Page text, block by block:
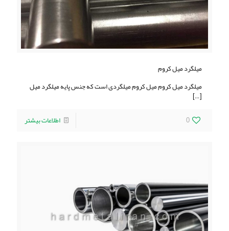
میلگرد ميل كروم
میلگرد ميل كروم ميل كروم ميلگردی است كه جنس پايه میلگرد ميل
[…]
0
اطلاعات بیشتر